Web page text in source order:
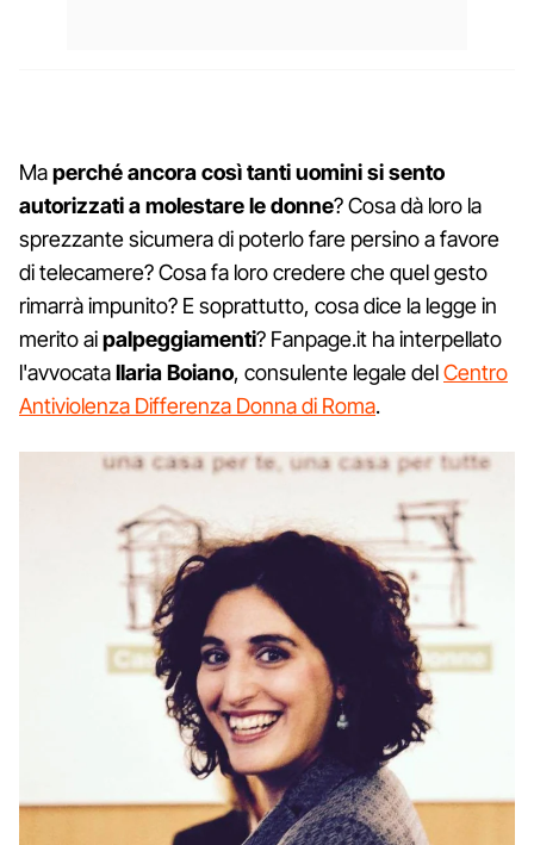
Maperché ancora così tanti uomini si sento
autorizzati a molestare le donne? Cosa dà loro la
sprezzante sicumera di poterlo fare persino a favore
di telecamere? Cosa fa loro credere che quel gesto
rimarrà impunito? E soprattutto, cosa dice la legge in
merito aipalpeggiamenti? Fanpage.it ha interpellato
l'avvocataIlaria Boiano, consulente legale delCentro
Antiviolenza Differenza Donna di Roma.